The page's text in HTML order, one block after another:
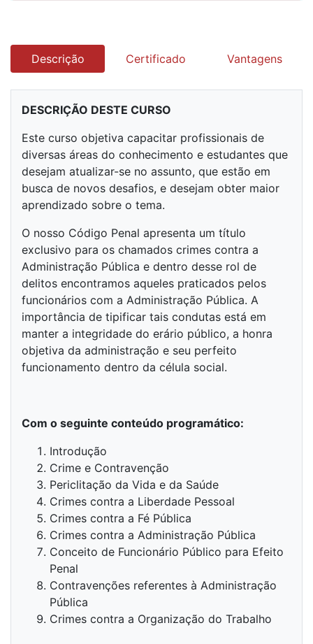
Descrição Certificado Vantagens
DESCRIÇÃO DESTE CURSO
Este curso objetiva capacitar profissionais de
diversas áreas do conhecimento e estudantes que
desejam atualizar-se no assunto, que estão em
busca de novos desafios, e desejam obter maior
aprendizado sobre o tema.
O nosso Código Penal apresenta um título
exclusivo para os chamados crimes contra a
Administração Pública e dentro desse rol de
delitos encontramos aqueles praticados pelos
funcionários com a Administração Pública. A
importância de tipificar tais condutas está em
manter a integridade do erário público, a honra
objetiva da administração e seu perfeito
funcionamento dentro da célula social.
Com o seguinte conteúdo programático:
Introdução
Crime e Contravenção
Periclitação da Vida e da Saúde
Crimes contra a Liberdade Pessoal
Crimes contra a Fé Pública
Crimes contra a Administração Pública
Conceito de Funcionário Público para Efeito
Penal
Contravenções referentes à Administração
Pública
Crimes contra a Organização do Trabalho